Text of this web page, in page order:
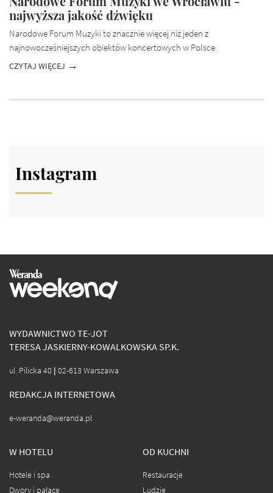
najwyższa jakość dźwięku
Narodowe Forum Muzyki to znacznie więcej niż jeden z
najnowocześniejszych obiektów koncertowych w Polsce.
CZYTAJ WIĘCEJ
Instagram
WYDAWNICTWO TE-JOT
TERESA JASKIERNY-KOWALKOWSKA SP.K.
ul. Pilicka 40 | 02-613 Warszawa
REDAKCJA INTERNETOWA
e-weranda@weranda.pl
W HOTELU
Hotele i spa
Dwory i pałace
OD KUCHNI
Restauracje
Ludzie